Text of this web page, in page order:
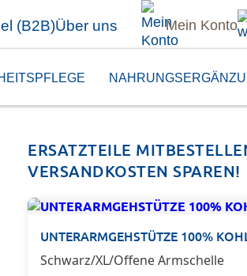
(B2B)Über uns Mein Konto
ERSATZTEILE
VERSANDKOSTEN SPAREN!
UNTERARMGEHSTÜTZE 100%
Schwarz/XL/Offene Armschelle